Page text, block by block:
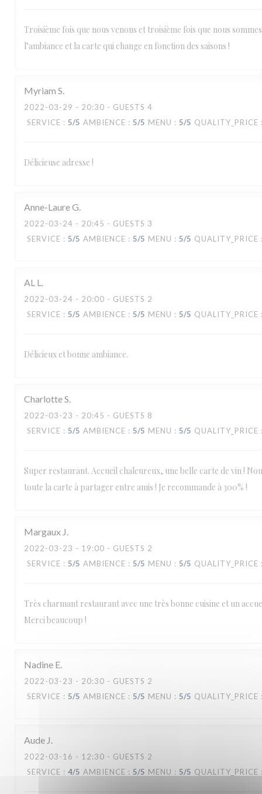
Troisième fois que nous venons et troisième fois que nous
l’ambiance et la carte qui change en fonction des saisons !
Myriam S
2022-03-29 - 20:30 - GUESTS 4
SERVICE : 5/5 AMBIENCE : 5/5 MENU : 5/5 QUALITY_PRICE
Délicieuse adresse !
Anne-LaureG
2022-03-24 - 20:45 - GUESTS 3
SERVICE : 5/5 AMBIENCE : 5/5 MENU : 5/5 QUALITY_PRICE
AL L
2022-03-24 - 20:00 - GUESTS 2
SERVICE : 5/5 AMBIENCE : 5/5 MENU : 5/5 QUALITY_PRICE
Délicieux et bonne ambiance.
CharlotteS
2022-03-23 - 20:45 - GUESTS 8
SERVICE : 5/5 AMBIENCE : 5/5 MENU : 5/5 QUALITY_PRICE
Super restaurant. Accueil chaleureux, une belle carte de vin !
toute la carte à partager entre amis ! Je recommande à 300% !
Margaux J
2022-03-23 - 19:00 - GUESTS 2
SERVICE : 5/5 AMBIENCE : 5/5 MENU : 5/5 QUALITY_PRICE
Très charmant restaurant avec une très bonne cuisine et un
Merci beaucoup !
Nadine E
2022-03-23 - 20:30 - GUESTS 2
SERVICE : 5/5 AMBIENCE : 5/5 MENU : 5/5 QUALITY_PRICE
Aude J
2022-03-16 - 12:30 - GUESTS 2
SERVICE : 4/5 AMBIENCE : 5/5 MENU : 5/5 QUALITY_PRICE